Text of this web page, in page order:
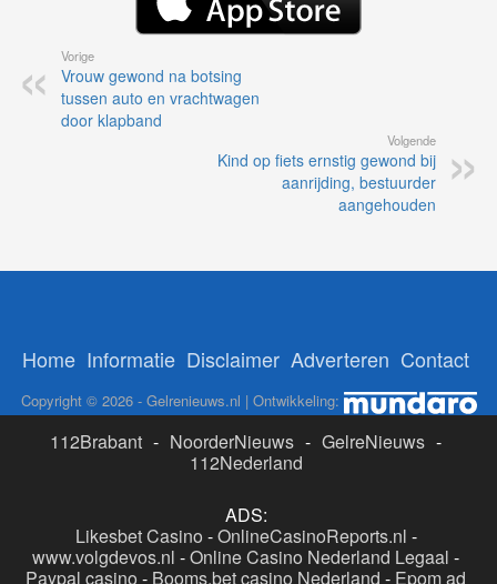
Vorige
Vrouw gewond na botsing
tussen auto en vrachtwagen
door klapband
Volgende
Kind op fiets ernstig gewond bij
aanrijding, bestuurder
aangehouden
Home Informatie Disclaimer Adverteren Contact
Copyright © 2026 - Gelrenieuws.nl | Ontwikkeling:
112Brabant - NoorderNieuws - GelreNieuws -
112Nederland
ADS:
Likesbet Casino -OnlineCasinoReports.nl -
www.volgdevos.nl -Online Casino Nederland Legaal -
Paypal casino - Booms.bet casino Nederland - Epom ad